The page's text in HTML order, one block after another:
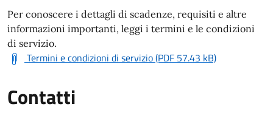
Per conoscere i dettagli di scadenze, requisiti e altre
informazioni importanti, leggi i termini e le condizioni
di servizio.
Termini e condizioni di servizio (PDF 57.43 kB)
Contatti